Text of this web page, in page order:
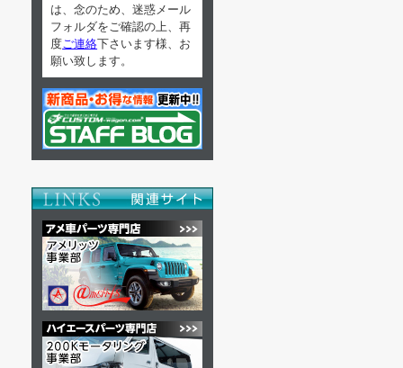
は、念のため、迷惑メール
フォルダをご確認の上、再
度 ご連絡下さいます様、お
願い致します。